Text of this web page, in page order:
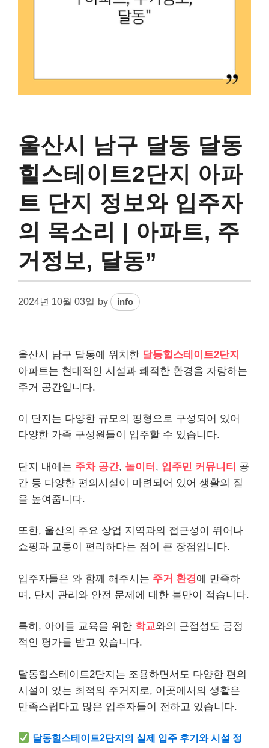
울산시 남구 달동 달동
힐스테이트2단지 아파
트 단지 정보와 입주자
의 목소리 | 아파트, 주
거정보, 달동”
2024년 10월 03일 by info
울산시 남구 달동에 위치한 달동힐스테이트2단지
아파트는 현대적인 시설과 쾌적한 환경을 자랑하는
주거 공간입니다.
이 단지는 다양한 규모의 평형으로 구성되어 있어
다양한 가족 구성원들이 입주할 수 있습니다.
단지 내에는 주차 공간, 놀이터 , 입주민 커뮤니티 공
간 등 다양한 편의시설이 마련되어 있어 생활의 질
을 높여줍니다.
또한, 울산의 주요 상업 지역과의 접근성이 뛰어나
쇼핑과 교통이 편리하다는 점이 큰 장점입니다.
입주자들은 와 함께 해주시는 주거 환경에 만족하
며, 단지 관리와 안전 문제에 대한 불만이 적습니다.
특히, 아이들 교육을 위한 학교와의 근접성도 긍정
적인 평가를 받고 있습니다.
달동힐스테이트2단지는 조용하면서도 다양한 편의
시설이 있는 최적의 주거지로, 이곳에서의 생활은
만족스럽다고 많은 입주자들이 전하고 있습니다.
달동힐스테이트2단지의 실제 입주 후기와 시설 정